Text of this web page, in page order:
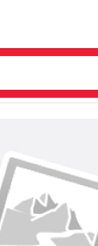
MUHTELİF